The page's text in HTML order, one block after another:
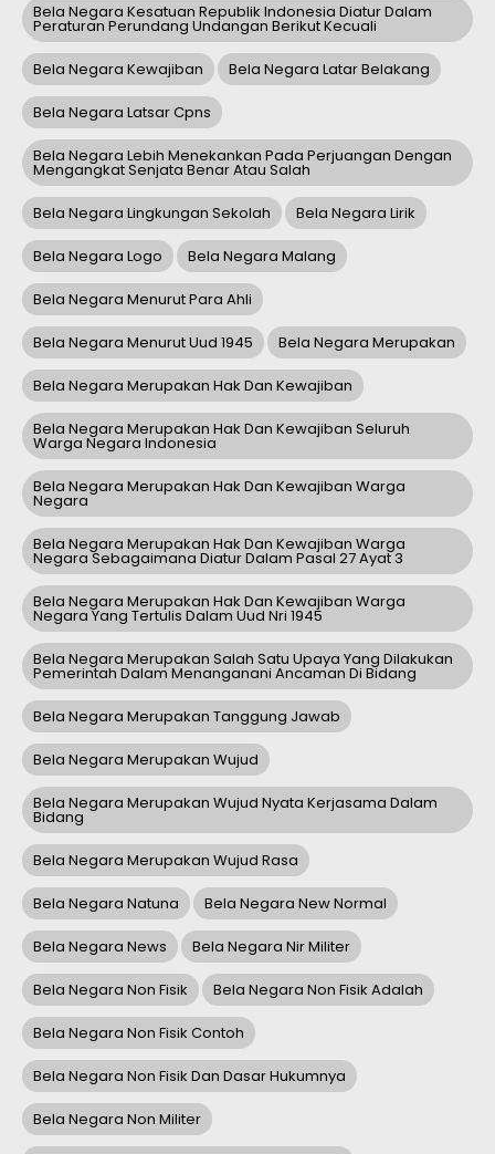
Bela Negara Kesatuan Republik Indonesia Diatur Dalam
Peraturan Perundang Undangan Berikut Kecuali
Bela Negara Kewajiban Bela Negara Latar Belakang
Bela Negara Latsar Cpns
Bela Negara Lebih Menekankan Pada Perjuangan Dengan
Mengangkat Senjata Benar Atau Salah
Bela Negara Lingkungan Sekolah Bela Negara Lirik
Bela Negara Logo Bela Negara Malang
Bela Negara Menurut Para Ahli
Bela Negara Menurut Uud 1945 Bela Negara Merupakan
Bela Negara Merupakan Hak Dan Kewajiban
Bela Negara Merupakan Hak Dan Kewajiban Seluruh
Warga Negara Indonesia
Bela Negara Merupakan Hak Dan Kewajiban Warga
Negara
Bela Negara Merupakan Hak Dan Kewajiban Warga
Negara Sebagaimana Diatur Dalam Pasal 27 Ayat 3
Bela Negara Merupakan Hak Dan Kewajiban Warga
Negara Yang Tertulis Dalam Uud Nri 1945
Bela Negara Merupakan Salah Satu Upaya Yang Dilakukan
Pemerintah Dalam Menanganani Ancaman Di Bidang
Bela Negara Merupakan Tanggung Jawab
Bela Negara Merupakan Wujud
Bela Negara Merupakan Wujud Nyata Kerjasama Dalam
Bidang
Bela Negara Merupakan Wujud Rasa
Bela Negara Natuna Bela Negara New Normal
Bela Negara News Bela Negara Nir Militer
Bela Negara Non Fisik Bela Negara Non Fisik Adalah
Bela Negara Non Fisik Contoh
Bela Negara Non Fisik Dan Dasar Hukumnya
Bela Negara Non Militer